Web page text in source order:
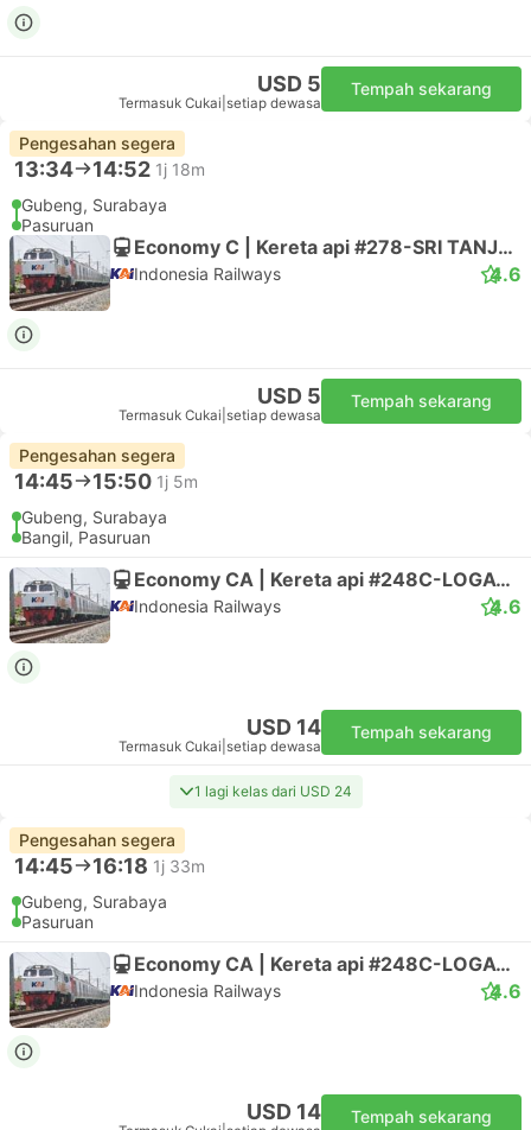
USD 5
Termasuk Cukai setiap dewasa
Tempah sekarang
Pengesahan segera
13:34 14:52 1j 18m
Gubeng, Surabaya
Pasuruan
Economy C | Kereta api #278-SRI TANJUNG
Indonesia Railways 4.6
USD 5
Termasuk Cukai setiap dewasa
Tempah sekarang
Pengesahan segera
14:45 15:50 1j 5m
Gubeng, Surabaya
Bangil, Pasuruan
Economy CA | Kereta api #248C-LOGAWA
Indonesia Railways 4.6
USD 14
Termasuk Cukai setiap dewasa
Tempah sekarang
1 lagi kelas dari USD 24
Pengesahan segera
14:45 16:18 1j 33m
Gubeng, Surabaya
Pasuruan
Economy CA | Kereta api #248C-LOGAWA
Indonesia Railways 4.6
USD 14 Tempah sekarang